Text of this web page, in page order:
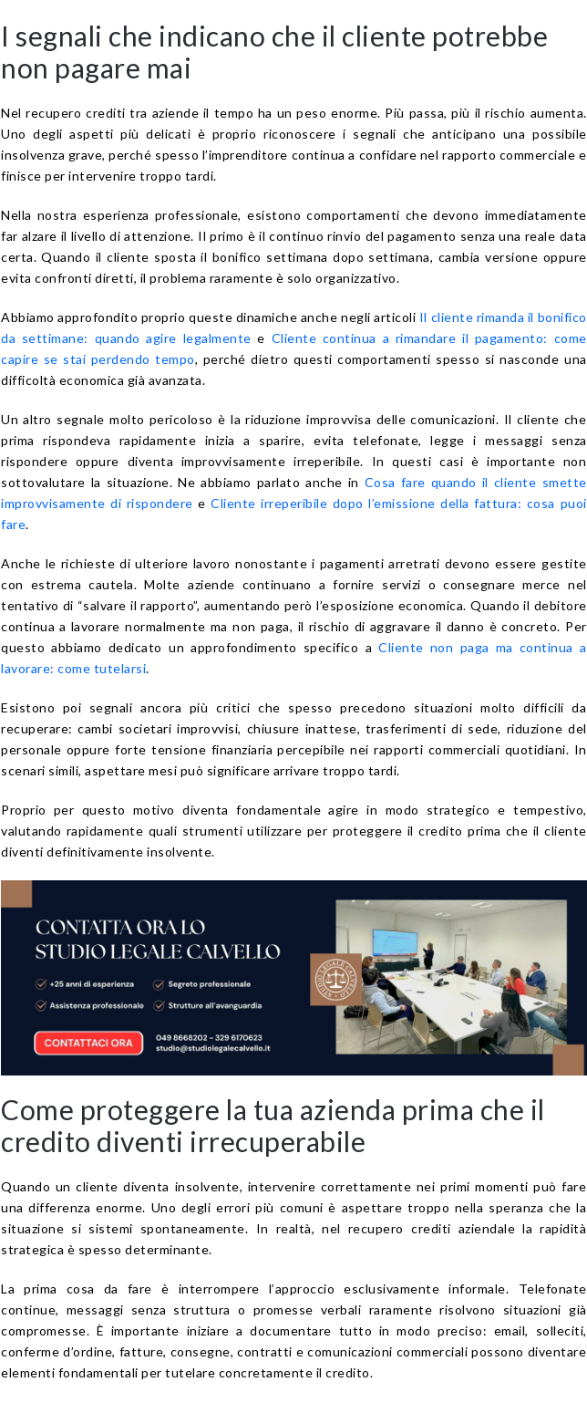
I segnali che indicano che il cliente potrebbe
non pagare mai
Nel recupero crediti tra aziende il tempo ha un peso enorme. Più passa, più il rischio aumenta.
Uno degli aspetti più delicati è proprio riconoscere i segnali che anticipano una possibile
insolvenza grave, perché spesso l’imprenditore continua a confidare nel rapporto commerciale e
finisce per intervenire troppo tardi.
Nella nostra esperienza professionale, esistono comportamenti che devono immediatamente
far alzare il livello di attenzione. Il primo è il continuo rinvio del pagamento senza una reale data
certa. Quando il cliente sposta il bonifico settimana dopo settimana, cambia versione oppure
evita confronti diretti, il problema raramente è solo organizzativo.
Abbiamo approfondito proprio queste dinamiche anche negli articoli Il cliente rimanda il bonifico
da settimane: quando agire legalmente e Cliente continua a rimandare il pagamento: come
capire se stai perdendo tempo, perché dietro questi comportamenti spesso si nasconde una
difficoltà economica già avanzata.
Un altro segnale molto pericoloso è la riduzione improvvisa delle comunicazioni. Il cliente che
prima rispondeva rapidamente inizia a sparire, evita telefonate, legge i messaggi senza
rispondere oppure diventa improvvisamente irreperibile. In questi casi è importante non
sottovalutare la situazione. Ne abbiamo parlato anche in Cosa fare quando il cliente smette
improvvisamente di rispondere eCliente irreperibile dopo l’emissione della fattura: cosa puoi
fare.
Anche le richieste di ulteriore lavoro nonostante i pagamenti arretrati devono essere gestite
con estrema cautela. Molte aziende continuano a fornire servizi o consegnare merce nel
tentativo di “salvare il rapporto”, aumentando però l’esposizione economica. Quando il debitore
continua a lavorare normalmente ma non paga, il rischio di aggravare il danno è concreto. Per
questo abbiamo dedicato un approfondimento specifico aCliente non paga ma continua a
lavorare: come tutelarsi.
Esistono poi segnali ancora più critici che spesso precedono situazioni molto difficili da
recuperare: cambi societari improvvisi, chiusure inattese, trasferimenti di sede, riduzione del
personale oppure forte tensione finanziaria percepibile nei rapporti commerciali quotidiani. In
scenari simili, aspettare mesi può significare arrivare troppo tardi.
Proprio per questo motivo diventa fondamentale agire in modo strategico e tempestivo,
valutando rapidamente quali strumenti utilizzare per proteggere il credito prima che il cliente
diventi definitivamente insolvente.
Come proteggere la tua azienda prima che il
credito diventi irrecuperabile
Quando un cliente diventa insolvente, intervenire correttamente nei primi momenti può fare
una differenza enorme. Uno degli errori più comuni è aspettare troppo nella speranza che la
situazione si sistemi spontaneamente. In realtà, nel recupero crediti aziendale la rapidità
strategica è spesso determinante.
La prima cosa da fare è interrompere l’approccio esclusivamente informale. Telefonate
continue, messaggi senza struttura o promesse verbali raramente risolvono situazioni già
compromesse. È importante iniziare a documentare tutto in modo preciso: email, solleciti,
conferme d’ordine, fatture, consegne, contratti e comunicazioni commerciali possono diventare
elementi fondamentali per tutelare concretamente il credito.